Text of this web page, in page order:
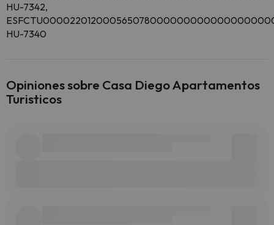
HU-7342,
HU-7340
Opiniones sobre Casa Diego Apartamentos
Turisticos